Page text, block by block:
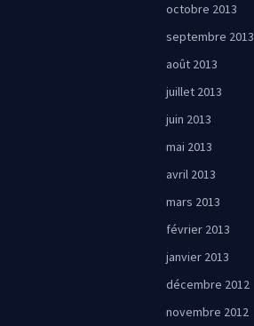
octobre 2013
septembre 2013
août 2013
juillet 2013
juin 2013
mai 2013
avril 2013
mars 2013
février 2013
janvier 2013
décembre 2012
novembre 2012